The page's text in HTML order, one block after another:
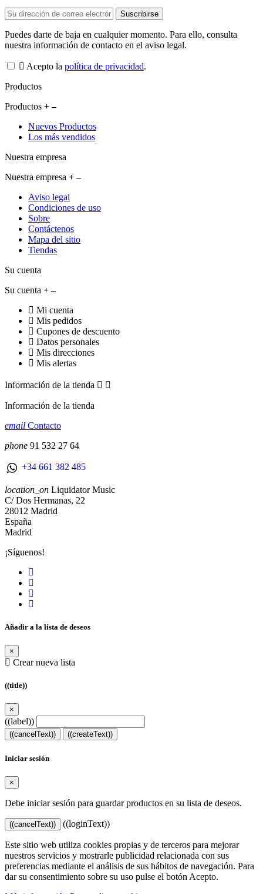
Puedes darte de baja en cualquier momento. Para ello, consulta
nuestra información de contacto en el aviso legal.
Acepto la política de privacidad.
Productos
Productos
Nuevos Productos
Los más vendidos
Nuestra empresa
Nuestra empresa
Aviso legal
Condiciones de uso
Sobre
Contáctenos
Mapa del sitio
Tiendas
Su cuenta
Su cuenta
Mi cuenta
Mis pedidos
Cupones de descuento
Datos personales
Mis direcciones
Mis alertas
Información de la tienda  
Información de la tienda
email Contacto
phone 91 532 27 64
+34 661 382 485
location_on Liquidator Music
C/ Dos Hermanas, 22
28012 Madrid
España
Madrid
¡Síguenos!
Añadir a la lista de deseos
×
Crear nueva lista
((title))
×
((label))
((cancelText)) ((createText))
Iniciar sesión
×
Debe iniciar sesión para guardar productos en su lista de deseos.
((cancelText)) ((loginText))
Este sitio web utiliza cookies propias y de terceros para mejorar
nuestros servicios y mostrarle publicidad relacionada con sus
preferencias mediante el análisis de sus hábitos de navegación. Para
dar su consentimiento sobre su uso pulse el botón Acepto.